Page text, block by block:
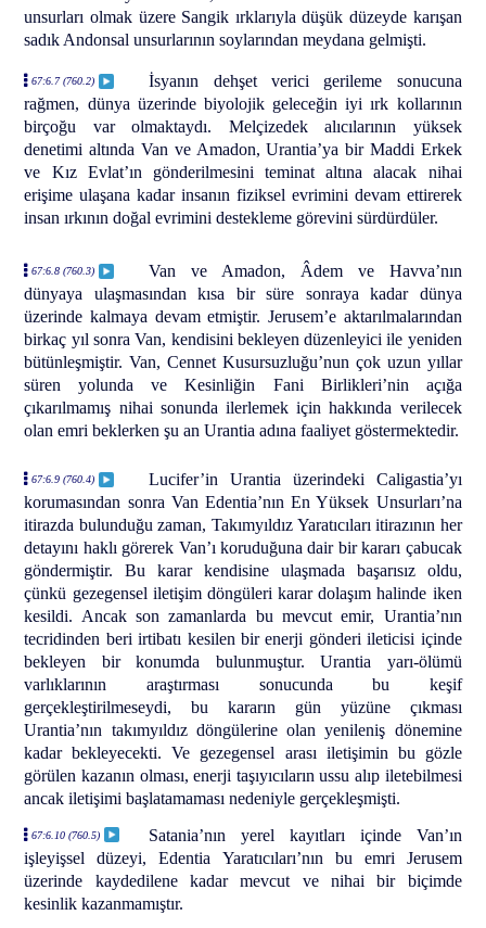
unsurları olmak üzere Sangik ırklarıyla düşük düzeyde karışan
sadık Andonsal unsurlarının soylarından meydana gelmişti.
67:6.7 (760.2)
İsyanın dehşet verici gerileme sonucuna
rağmen, dünya üzerinde biyolojik geleceğin iyi ırk kollarının
birçoğu var olmaktaydı. Melçizedek alıcılarının yüksek
denetimi altında Van ve Amadon, Urantia’ya bir Maddi Erkek
ve Kız Evlat’ın gönderilmesini teminat altına alacak nihai
erişime ulaşana kadar insanın fiziksel evrimini devam ettirerek
insan ırkının doğal evrimini destekleme görevini sürdürdüler.
67:6.8 (760.3)
Van ve Amadon, Âdem ve Havva’nın
dünyaya ulaşmasından kısa bir süre sonraya kadar dünya
üzerinde kalmaya devam etmiştir. Jerusem’e aktarılmalarından
birkaç yıl sonra Van, kendisini bekleyen düzenleyici ile yeniden
bütünleşmiştir. Van, Cennet Kusursuzluğu’nun çok uzun yıllar
süren yolunda ve Kesinliğin Fani Birlikleri’nin açığa
çıkarılmamış nihai sonunda ilerlemek için hakkında verilecek
olan emri beklerken şu an Urantia adına faaliyet göstermektedir.
67:6.9 (760.4)
Lucifer’in Urantia üzerindeki Caligastia’yı
korumasından sonra Van Edentia’nın En Yüksek Unsurları’na
itirazda bulunduğu zaman, Takımyıldız Yaratıcıları itirazının her
detayını haklı görerek Van’ı koruduğuna dair bir kararı çabucak
göndermiştir. Bu karar kendisine ulaşmada başarısız oldu,
çünkü gezegensel iletişim döngüleri karar dolaşım halinde iken
kesildi. Ancak son zamanlarda bu mevcut emir, Urantia’nın
tecridinden beri irtibatı kesilen bir enerji gönderi ileticisi içinde
bekleyen bir konumda bulunmuştur. Urantia yarı-ölümü
varlıklarının araştırması sonucunda bu keşif
gerçekleştirilmeseydi, bu kararın gün yüzüne çıkması
Urantia’nın takımyıldız döngülerine olan yenileniş dönemine
kadar bekleyecekti. Ve gezegensel arası iletişimin bu gözle
görülen kazanın olması, enerji taşıyıcıların ussu alıp iletebilmesi
ancak iletişimi başlatamaması nedeniyle gerçekleşmişti.
67:6.10 (760.5)
Satania’nın yerel kayıtları içinde Van’ın
işleyişsel düzeyi, Edentia Yaratıcıları’nın bu emri Jerusem
üzerinde kaydedilene kadar mevcut ve nihai bir biçimde
kesinlik kazanmamıştır.